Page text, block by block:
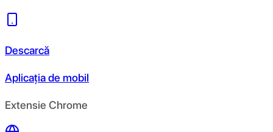
Descarcă
Aplicația de mobil
Extensie Chrome